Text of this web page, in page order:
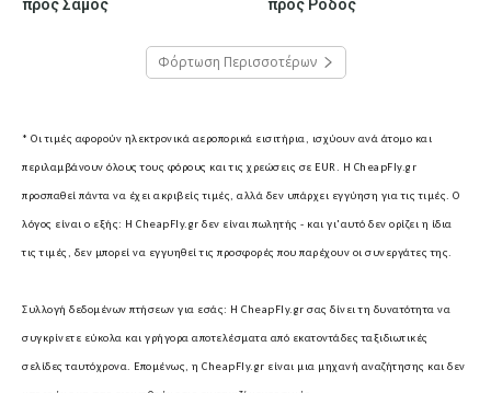
προς Σάμος
προς Ρόδος
Φόρτωση Περισσοτέρων
* Οι τιμές αφορούν ηλεκτρονικά αεροπορικά εισιτήρια, ισχύουν ανά άτομο και
περιλαμβάνουν όλους τους φόρους και τις χρεώσεις σε EUR. Η CheapFly.gr
προσπαθεί πάντα να έχει ακριβείς τιμές, αλλά δεν υπάρχει εγγύηση για τις τιμές. Ο
λόγος είναι ο εξής: Η CheapFly.gr δεν είναι πωλητής - και γι'αυτό δεν ορίζει η ίδια
τις τιμές, δεν μπορεί να εγγυηθεί τις προσφορές που παρέχουν οι συνεργάτες της.
Συλλογή δεδομένων πτήσεων για εσάς: Η CheapFly.gr σας δίνει τη δυνατότητα να
συγκρίνετε εύκολα και γρήγορα αποτελέσματα από εκατοντάδες ταξιδιωτικές
σελίδες ταυτόχρονα. Επομένως, η CheapFly.gr είναι μια μηχανή αναζήτησης και δεν